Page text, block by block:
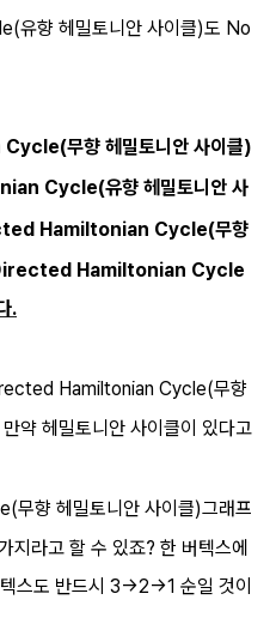
유향 헤밀토니안 사이클)도 No
무향 헤밀토니안 사이클)
Cycle(유향 헤밀토니안 사
Hamiltonian Cycle(무향
irected Hamiltonian Cycle
.
Hamiltonian Cycle(무향
약 헤밀토니안 사이클이 있다고
무향 헤밀토니안 사이클)그래프
지라고 할 수 있죠? 한 버텍스에
스도 반드시 3->2->1 순일 것이